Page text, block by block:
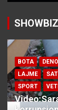
SHOWBIZ
BOTA
LAJME
SPORT